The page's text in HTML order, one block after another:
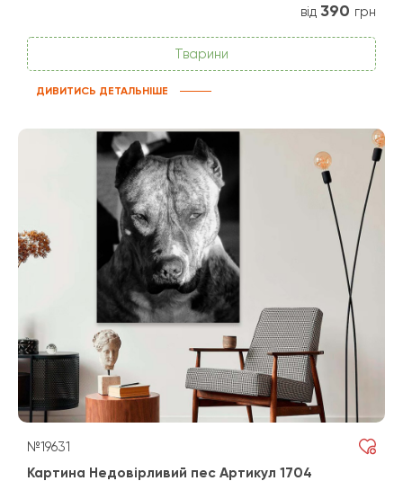
від 390 грн
Тварини
ДИВИТИСЬ ДЕТАЛЬНІШЕ
№19631
Картина Недовірливий пес Артикул 1704